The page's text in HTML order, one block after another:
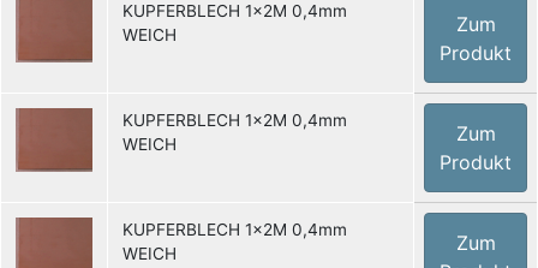
KUPFERBLECH 1x2M 0,4mm
WEICH
Zum
Produkt
KUPFERBLECH 1x2M 0,4mm
WEICH
Zum
Produkt
KUPFERBLECH 1x2M 0,4mm
WEICH
Zum